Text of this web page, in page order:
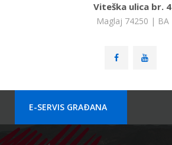
Viteška ulica br. 4
Maglaj 74250 | BA
E-SERVIS GRAÐANA